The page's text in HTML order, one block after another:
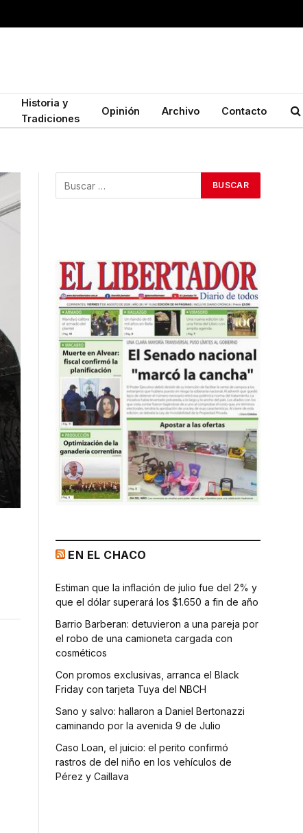
Historia y
Tradiciones
Opinión Archivo Contacto
EN EL CHACO
Estiman que la inflación de julio fue del 2% y
que el dólar superará los $1.650 a fin de año
Barrio Barberan: detuvieron a una pareja por
el robo de una camioneta cargada con
cosméticos
Con promos exclusivas, arranca el Black
Friday con tarjeta Tuya del NBCH
Sano y salvo: hallaron a Daniel Bertonazzi
caminando por la avenida 9 de Julio
Caso Loan, el juicio: el perito confirmó
rastros de del niño en los vehículos de
Pérez y Caillava